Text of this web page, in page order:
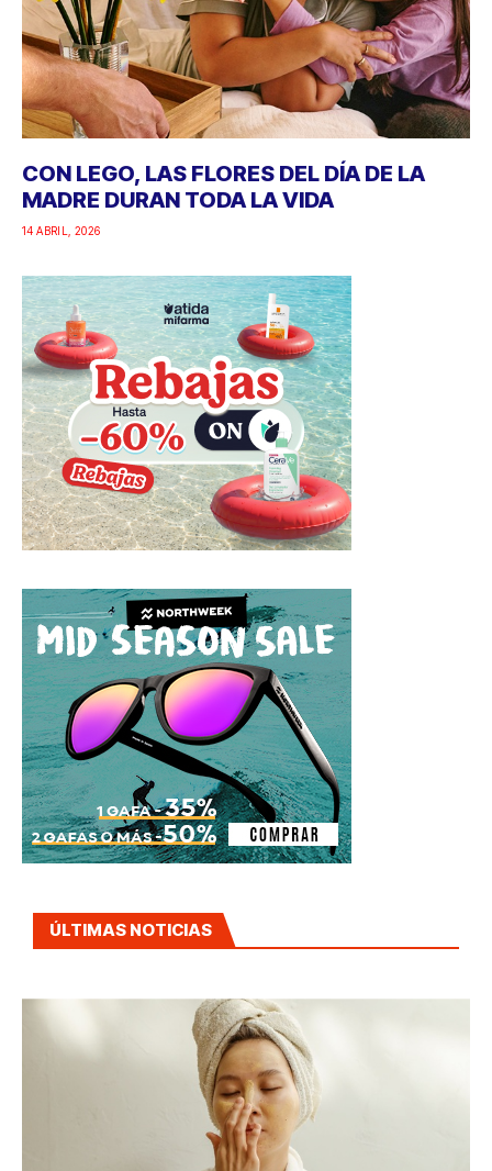
CON LEGO, LAS FLORES DEL DÍA DE LA
MADRE DURAN TODA LA VIDA
14 ABRIL, 2026
ÚLTIMAS NOTICIAS